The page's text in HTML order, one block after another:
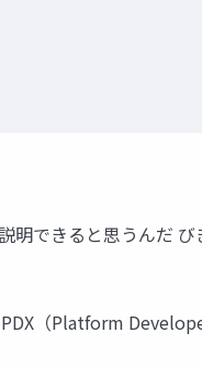
できると思うんだ
（Platform